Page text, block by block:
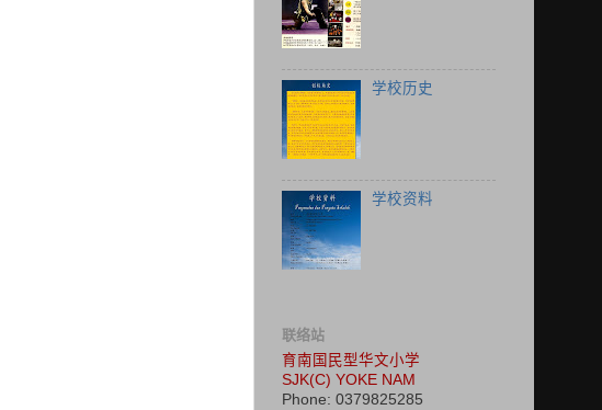
学校历史
学校资料
联络站
育南国民型华文小学
SJK(C) YOKE NAM
Phone: 0379825285